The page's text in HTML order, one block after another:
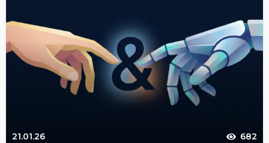
21.01.26 682